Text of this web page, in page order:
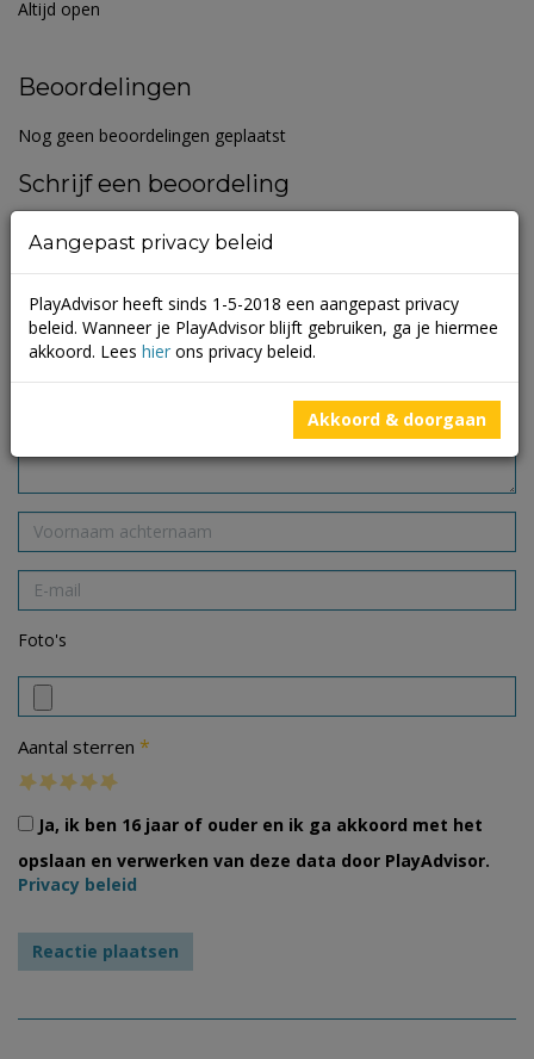
Altijd open
Beoordelingen
Nog geen beoordelingen geplaatst
Schrijf een beoordeling
Je e-mailadres wordt niet gepubliceerd.
Foto's
Aantal sterren *
Ja, ik ben 16 jaar of ouder en ik ga akkoord met het
opslaan en verwerken van deze data door PlayAdvisor.
Privacy beleid
Aangepast privacy beleid
PlayAdvisor heeft sinds 1-5-2018 een aangepast privacy
beleid. Wanneer je PlayAdvisor blijft gebruiken, ga je hiermee
akkoord. Lees hier ons privacy beleid.
Akkoord & doorgaan